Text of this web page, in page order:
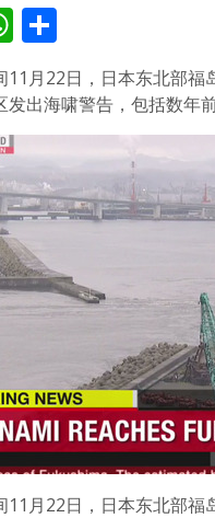
WhatsApp
享
11月22日，日本东北部福
出海啸警告，包括数年
11月22日，日本东北部福